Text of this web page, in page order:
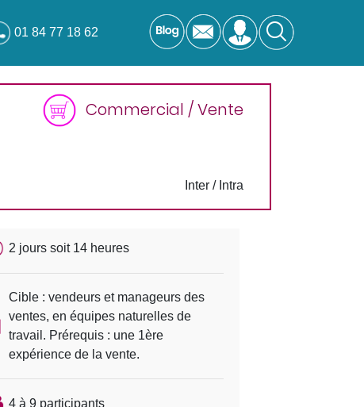
01 84 77 18 62
Commercial / Vente
Inter / Intra
2 jours soit 14 heures
Cible : vendeurs et manageurs des
ventes, en équipes naturelles de
travail. Prérequis : une 1ère
expérience de la vente.
4 à 9 participants